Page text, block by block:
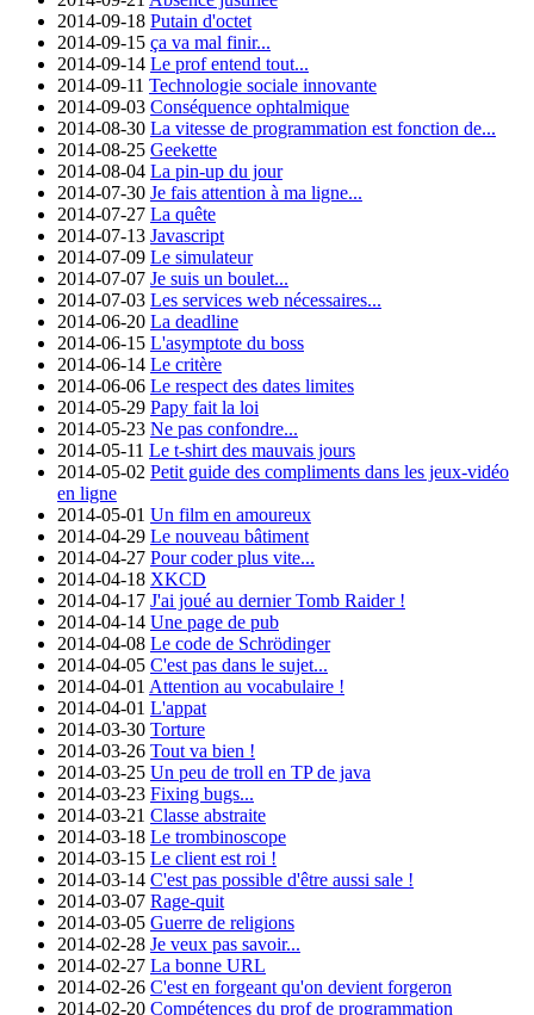
2014-09-18 Putain d'octet
2014-09-15 ça va mal finir...
2014-09-14 Le prof entend tout...
2014-09-11 Technologie sociale innovante
2014-09-03 Conséquence ophtalmique
2014-08-30 La vitesse de programmation est fonction de...
2014-08-25 Geekette
2014-08-04 La pin-up du jour
2014-07-30 Je fais attention à ma ligne...
2014-07-27 La quête
2014-07-13 Javascript
2014-07-09 Le simulateur
2014-07-07 Je suis un boulet...
2014-07-03 Les services web nécessaires...
2014-06-20 La deadline
2014-06-15 L'asymptote du boss
2014-06-14 Le critère
2014-06-06 Le respect des dates limites
2014-05-29 Papy fait la loi
2014-05-23 Ne pas confondre...
2014-05-11 Le t-shirt des mauvais jours
2014-05-02 Petit guide des compliments dans les jeux-vidéo
en ligne
2014-05-01 Un film en amoureux
2014-04-29 Le nouveau bâtiment
2014-04-27 Pour coder plus vite...
2014-04-18 XKCD
2014-04-17 J'ai joué au dernier Tomb Raider !
2014-04-14 Une page de pub
2014-04-08 Le code de Schrödinger
2014-04-05 C'est pas dans le sujet...
2014-04-01 Attention au vocabulaire !
2014-04-01 L'appat
2014-03-30 Torture
2014-03-26 Tout va bien !
2014-03-25 Un peu de troll en TP de java
2014-03-23 Fixing bugs...
2014-03-21 Classe abstraite
2014-03-18 Le trombinoscope
2014-03-15 Le client est roi !
2014-03-14 C'est pas possible d'être aussi sale !
2014-03-07 Rage-quit
2014-03-05 Guerre de religions
2014-02-28 Je veux pas savoir...
2014-02-27 La bonne URL
2014-02-26 C'est en forgeant qu'on devient forgeron
2014-02-20 Compétences du prof de programmation